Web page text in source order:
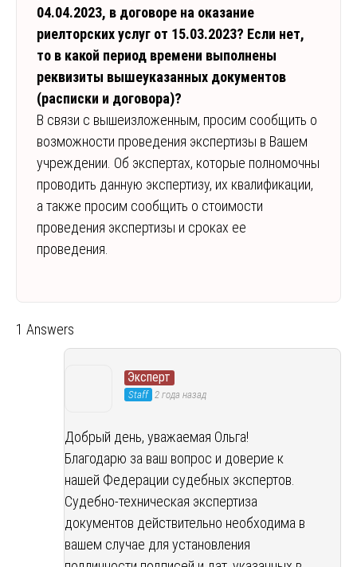
04.04.2023, в договоре на оказание
риелторских услуг от 15.03.2023? Если нет,
то в какой период времени выполнены
реквизиты вышеуказанных документов
(расписки и договора)?
В связи с вышеизложенным, просим сообщить о
возможности проведения экспертизы в Вашем
учреждении. Об экспертах, которые полномочны
проводить данную экспертизу, их квалификации,
а также просим сообщить о стоимости
проведения экспертизы и сроках ее
проведения.
1 Answers
Эксперт
Staff 2 года назад
Добрый день, уважаемая Ольга!
Благодарю за ваш вопрос и доверие к
нашей Федерации судебных экспертов.
Судебно-техническая экспертиза
документов действительно необходима в
вашем случае для установления